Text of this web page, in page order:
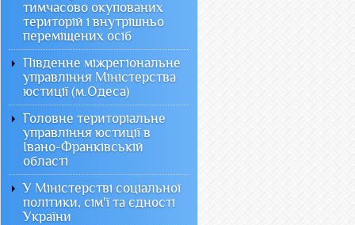
тимчасово окупованих
територій і внутрішньо
переміщених осіб
Південне міжрегіональне
управління Міністерства
юстиції (м.Одеса)
Головне територіальне
управління юстиції в
Івано-Франківській
області
У Міністерстві соціальної
політики, сім'ї та єдності
України